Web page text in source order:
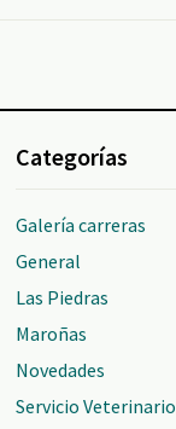
Categorías
Galería carreras
General
Las Piedras
Maroñas
Novedades
Servicio Veterinario